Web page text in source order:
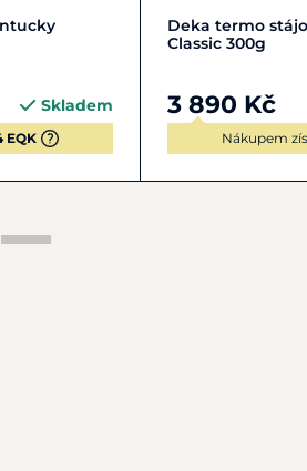
150-155 cm
Skladem
EQK
L | 140-145 cm
Deka termo
Classic 300g
3 890 Kč
Nákupem